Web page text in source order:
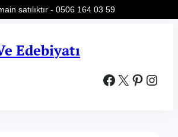
Edebiyatı
Facebook X Pinterest Instagram
satılıktır - 0506 164 03 59